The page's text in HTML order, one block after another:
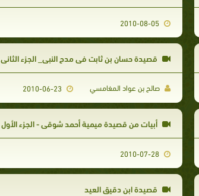
2010-08-05
قصيدة حسان بن ثابت في مدح النبي_ الجزء الثاني
صالح بن عواد المغامسي 2010-06-23
أبيات من قصيدة ميمية أحمد شوقي - الجزء الأول
2010-07-28
قصيدة ابن دقيق العيد